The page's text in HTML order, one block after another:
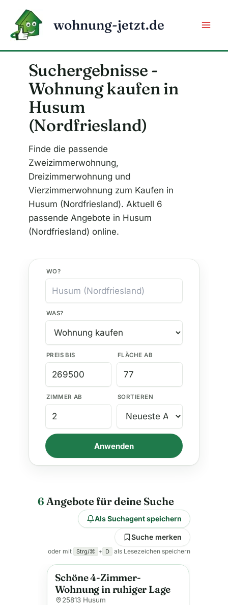
Inhalt
springen
wohnung-jetzt.de
Suchergebnisse -
Wohnung kaufen in
Husum
(Nordfriesland)
Finde die passende
Zweizimmerwohnung,
Dreizimmerwohnung und
Vierzimmerwohnung zum Kaufen in
Husum (Nordfriesland). Aktuell 6
passende Angebote in Husum
(Nordfriesland) online.
WO?
WAS?
PREIS BIS FLÄCHE AB
ZIMMER AB SORTIEREN
Anwenden
6 Angebote für deine Suche
Als Suchagent speichern
Suche merken
oder mit Strg/⌘ + D als Lesezeichen speichern
Anzeige
Schöne 4-Zimmer-
Wohnung in ruhiger Lage
25813 Husum